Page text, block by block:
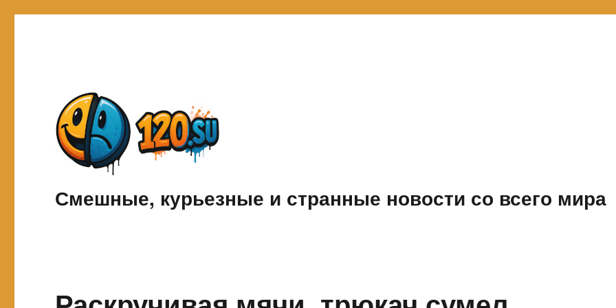
Смешные, курьезные и странные новости со всего мира